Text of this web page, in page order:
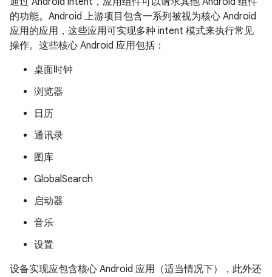
的功能。Android 上游项目包含一系列被视为核心 Android
应用的应用，这些应用可实现多种 intent 模式来执行常见
操作。这些核心 Android 应用包括：
桌面时钟
浏览器
日历
通讯录
图库
GlobalSearch
启动器
音乐
设置
设备实现应包含核心 Android 应用（适当情况下），此外还